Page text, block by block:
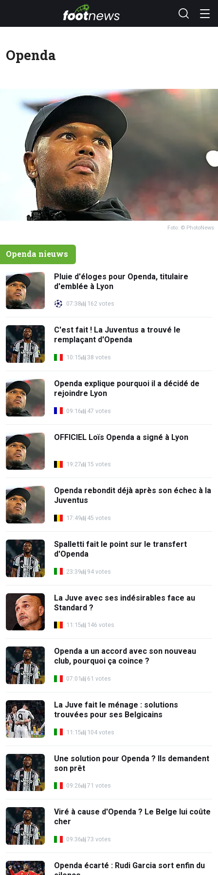
Openda
Foto: © PhotoNews
Openda nieuws
Pluie d'éloges pour Openda, titulaire
d'emblée à Lyon
07:38 162 votes
C'est fait ! La Juventus a trouvé le
remplaçant d'Openda
10:15 38 votes
Openda explique pourquoi il a décidé de
rejoindre Lyon
09:16 47 votes
OFFICIEL Loïs Openda a signé à Lyon
19:27 15 votes
Openda rebondit déjà après son échec à la
Juventus
17:49 45 votes
Spalletti fait le point sur le transfert
d'Openda
23:39 94 votes
La Juve avec ses indésirables face au
Standard ?
11:15 146 votes
Openda a un accord avec son nouveau
club, pourquoi ça coince ?
07:01 61 votes
La Juve fait le ménage : solutions
trouvées pour ses Belgicains
11:15 104 votes
Une solution pour Openda ? Ils demandent
son prêt
09:26 71 votes
Viré à cause d'Openda ? Le Belge lui coûte
cher
09:36 73 votes
Openda écarté : Rudi Garcia sort enfin du